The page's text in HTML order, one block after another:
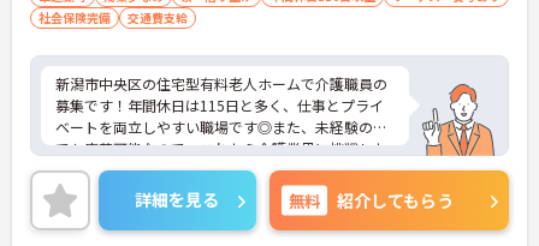
社会保険完備
交通費支給
新潟市中央区の住宅型有料老人ホームで介護職員の
募集です！年間休日は115日と多く、仕事とプライ
ベートを両立しやすい職場です◎また、未経験の方
でも応募可能なので、これから介護業界に挑戦した
いという方にピッタリの職場です！社宅制度や資格
取得支援制度など、福利厚生が充実しているのもう
れしいポイント♪ご興味のある方は面接ポイントを
お伝えしますので、お気軽にご連絡ください！
詳細を見る 無料 紹介してもらう